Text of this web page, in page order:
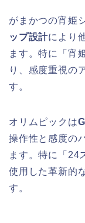
がまかつの宵姫
ップ設計により
ます。特に「宵
り、感度重視の
す。
オリムピックは
操作性と感度の
ます。特に「24
使用した革新的
す。